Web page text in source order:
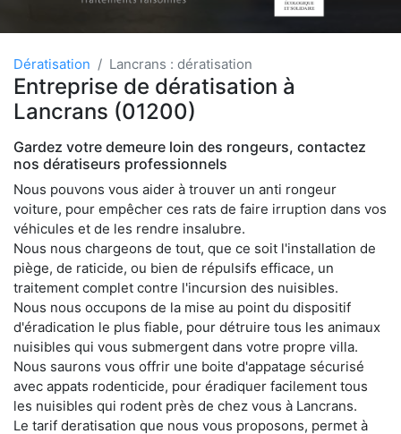
Dératisation Lancrans : dératisation
Entreprise de dératisation à
Lancrans (01200)
Gardez votre demeure loin des rongeurs, contactez
nos dératiseurs professionnels
Nous pouvons vous aider à trouver un anti rongeur
voiture, pour empêcher ces rats de faire irruption dans vos
véhicules et de les rendre insalubre.
Nous nous chargeons de tout, que ce soit l'installation de
piège, de raticide, ou bien de répulsifs efficace, un
traitement complet contre l'incursion des nuisibles.
Nous nous occupons de la mise au point du dispositif
d'éradication le plus fiable, pour détruire tous les animaux
nuisibles qui vous submergent dans votre propre villa.
Nous saurons vous offrir une boite d'appatage sécurisé
avec appats rodenticide, pour éradiquer facilement tous
les nuisibles qui rodent près de chez vous à Lancrans.
Le tarif deratisation que nous vous proposons, permet à